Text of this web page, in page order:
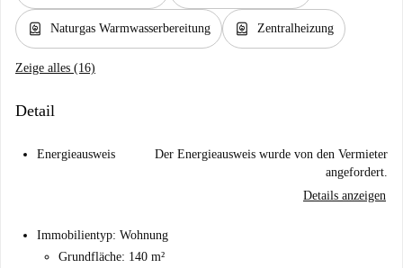
water_heater Naturgas Warmwasserbereitung water_heater Zentralheizung
Zeige alles (16)
Detail
Energieausweis
Der Energieausweis wurde von den Vermieter
angefordert.
Details anzeigen
Immobilientyp: Wohnung
Grundfläche: 140 m²